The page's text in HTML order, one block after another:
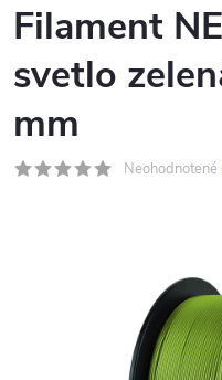
Filament
svetlo
mm
Neohodnotené